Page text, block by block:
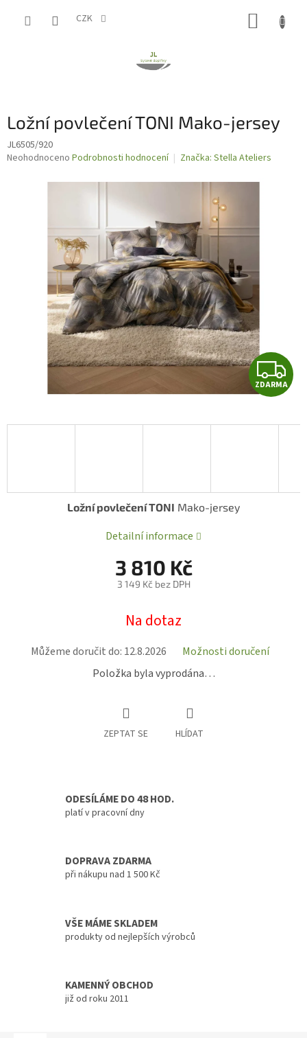
CZK
Ložní povlečení TONI Mako-jersey
JL6505/920
Průměrné
Neohodnoceno Podrobnosti hodnocení Značka: Stella Ateliers
Z
D
A
ZDARMA
3 810 Kč
3 149 Kč bez DPH
cena:
Na dotaz
Můžeme doručit do: 12.8.2026
Možnosti doručení
Položka byla vyprodána…
Ložní povlečení TONI Mako-jersey
Detailní informace
ZEPTAT SE HLÍDAT
ODESÍLÁME DO 48 HOD.
platí v pracovní dny
DOPRAVA ZDARMA
při nákupu nad 1 500 Kč
VŠE MÁME SKLADEM
produkty od nejlepších výrobců
KAMENNÝ OBCHOD
již od roku 2011